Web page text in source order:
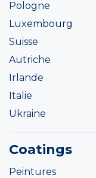
Pologne
Luxembourg
Suisse
Autriche
Irlande
Italie
Ukraine
Coatings
Peintures